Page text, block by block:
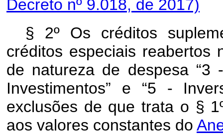
Decreto nº 9.018, de 2017)
§ 2º Os créditos
créditos especiais reabertos
de natureza de despesa “3
Investimentos” e “5 -
exclusões de que trata o §
aos valores constantes do